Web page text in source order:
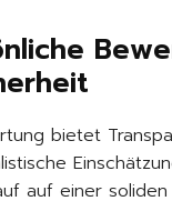
bietet
auf einer